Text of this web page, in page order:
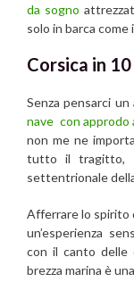
da sogno
solo in barca come
Corsica in
Senza pensarci
nave con approdo
non me ne
tutto il tragitto,
settentrionale
Afferrare lo spirito
un’esperienza
con il canto delle
brezza marina è